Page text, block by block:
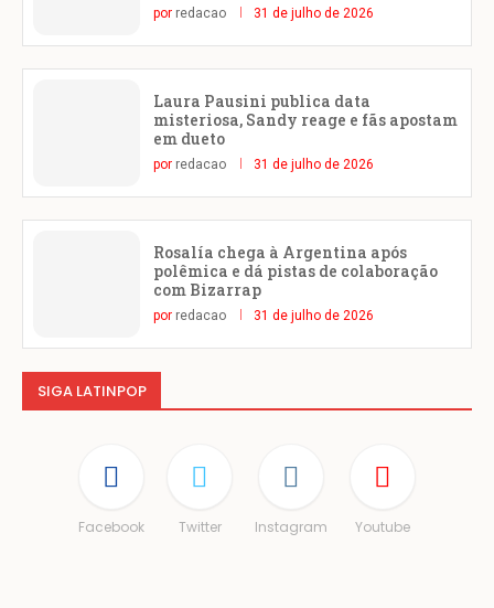
por redacao 31 de julho de 2026
Laura Pausini publica data
misteriosa, Sandy reage e fãs apostam
em dueto
por redacao 31 de julho de 2026
Rosalía chega à Argentina após
polêmica e dá pistas de colaboração
com Bizarrap
por redacao 31 de julho de 2026
SIGA LATINPOP
Facebook Twitter Instagram Youtube